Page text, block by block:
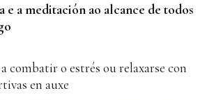
e a meditación ao alcance de todos
combatir o estrés ou relaxarse con
en auxe